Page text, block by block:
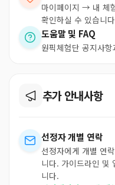
마이페이지 → 내 체
확인하실 수 있습니
도움말 및 FAQ
원픽체험단 공지사
추가 안내사항
선정자 개별 연락
선정자에게 개별 연
니다. 가이드라인 및
니다.